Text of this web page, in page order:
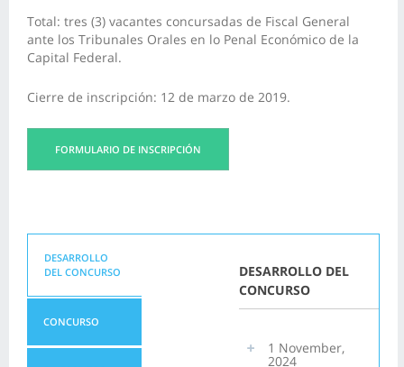
Total: tres (3) vacantes concursadas de Fiscal General
ante los Tribunales Orales en lo Penal Económico de la
Capital Federal.
Cierre de inscripción: 12 de marzo de 2019.
FORMULARIO DE INSCRIPCIÓN
DESARROLLO
DEL CONCURSO
CONCURSO
DESARROLLO DEL
CONCURSO
1 November,
2024